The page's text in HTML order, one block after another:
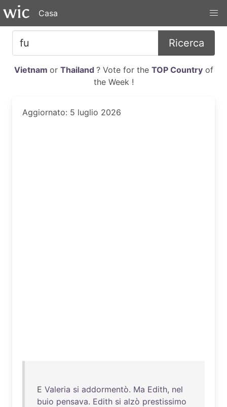
Casa
Ricerca
Vietnam or Thailand ? Vote for the TOP Countryof
the Week !
Aggiornato: 5 luglio 2026
E Valeria si addormentò. Ma Edith, nel
buio pensava. Edith si alzò prestissimo